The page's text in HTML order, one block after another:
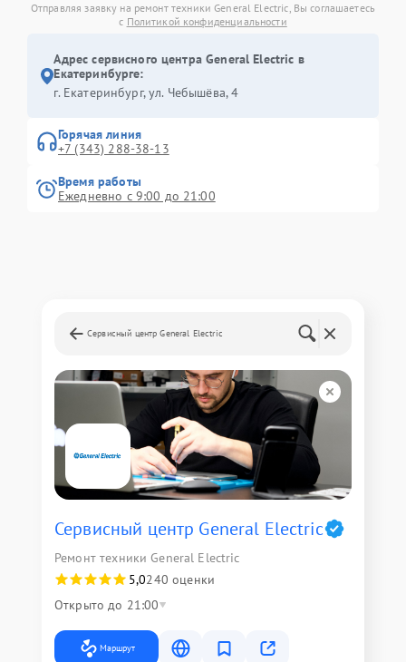
Отправляя заявку на ремонт техники General Electric, Вы соглашаетесь
с Политикой конфиденциальности
Адрес сервисного центра General Electric в
Екатеринбурге:
г. Екатеринбург, ул. Чебышёва, 4
Горячая линия
+7 (343) 288-38-13
Время работы
Ежедневно с 9:00 до 21:00
Сервисный центр General Electric
Сервисный центр General Electric
Ремонт техники General Electric
5,0240 оценки
Открыто до 21:00
Маршрут